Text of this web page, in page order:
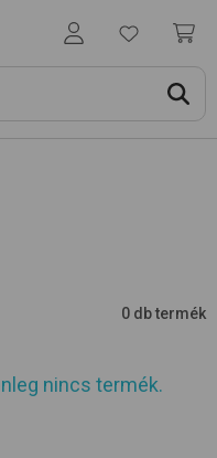
0 db termék
nincs termék.